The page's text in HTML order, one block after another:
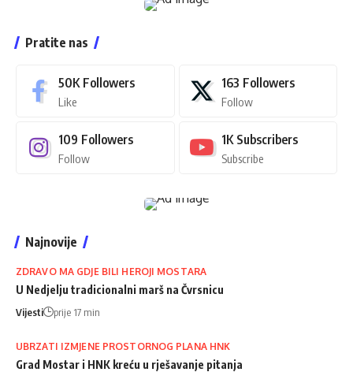
Pratite nas
50K Followers
Like
163 Followers
Follow
109 Followers
Follow
1K Subscribers
Subscribe
Najnovije
ZDRAVO MA GDJE BILI HEROJI MOSTARA
U Nedjelju tradicionalni marš na Čvrsnicu
Vijesti prije 17 min
UBRZATI IZMJENE PROSTORNOG PLANA HNK
Grad Mostar i HNK kreću u rješavanje pitanja